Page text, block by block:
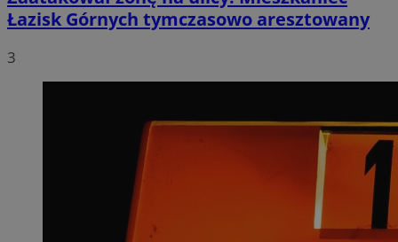
Łazisk Górnych tymczasowo aresztowany
3